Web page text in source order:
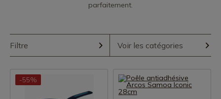
parfaitement.
Filtre Voir les catégories
-55%